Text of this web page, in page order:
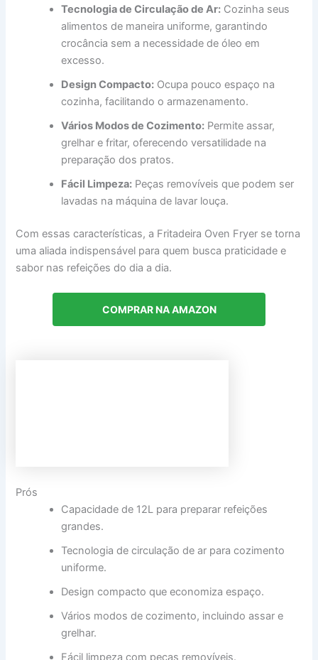
Tecnologia de Circulação de Ar: Cozinha seus
alimentos de maneira uniforme, garantindo
crocância sem a necessidade de óleo em
excesso.
Design Compacto: Ocupa pouco espaço na
cozinha, facilitando o armazenamento.
Vários Modos de Cozimento: Permite assar,
grelhar e fritar, oferecendo versatilidade na
preparação dos pratos.
Fácil Limpeza: Peças removíveis que podem ser
lavadas na máquina de lavar louça.
Com essas características, a Fritadeira Oven Fryer se torna
uma aliada indispensável para quem busca praticidade e
sabor nas refeições do dia a dia.
COMPRAR NA AMAZON
Prós
Capacidade de 12L para preparar refeições
grandes.
Tecnologia de circulação de ar para cozimento
uniforme.
Design compacto que economiza espaço.
Vários modos de cozimento, incluindo assar e
grelhar.
Fácil limpeza com peças removíveis.